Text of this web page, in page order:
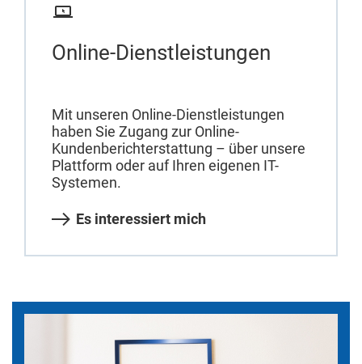
Online-Dienstleistungen
Mit unseren Online-Dienstleistungen
haben Sie Zugang zur Online-
Kundenberichterstattung – über unsere
Plattform oder auf Ihren eigenen IT-
Systemen.
Es interessiert mich